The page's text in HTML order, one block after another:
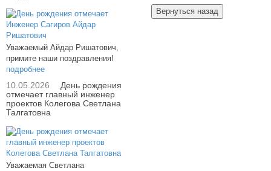
Уважаемый Айдар Ришатович,
примите наши поздравления!
подробнее
10.05.2026
День рождения
отмечает главный инженер
проектов Колегова Светлана
Талгатовна
Уважаемая Светлана